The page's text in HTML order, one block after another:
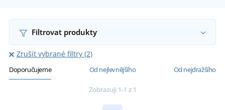
Filtrovat produkty
Zrušit vybrané filtry (2)
Doporučujeme Od nejlevnějšího Od nejdražšího
Zobrazuji 1-1 z 1